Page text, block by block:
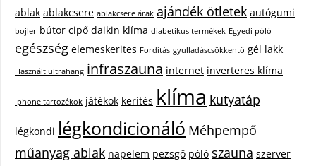
ablak ablakcsere ablakcsere árak ajándék ötletek autógumi
bojler bútor cipő daikin klíma diabetikus termékek Egyedi póló
egészség elemeskerites Fordítás gyulladáscsökkentő gél lakk
Használt ultrahang infraszauna internet inverteres klíma
Iphone tartozékok játékok kerítés klíma kutyatáp
légkondi légkondicionáló Méhpempő
műanyag ablak napelem pezsgő póló szauna szerver